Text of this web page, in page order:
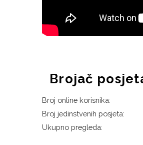
Brojač
Broj online korisnika:
Broj jedinstvenih posjeta:
Ukupno pregleda: